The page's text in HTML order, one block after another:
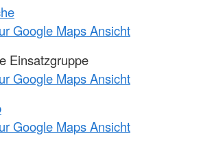
Google Maps Ansicht
Einsatzgruppe
Google Maps Ansicht
Google Maps Ansicht